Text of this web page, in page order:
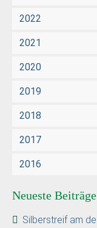
2022
2021
2020
2019
2018
2017
2016
Neueste Beiträge
Silberstreif am